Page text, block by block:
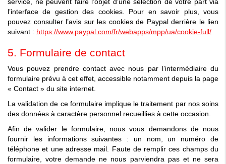
l’interface de gestion des cookies. Pour en savoir plus, vous
pouvez consulter l’avis sur les cookies de Paypal derrière le lien
suivant : https://www.paypal.com/fr/webapps/mpp/ua/cookie-full/
5. Formulaire de contact
Vous pouvez prendre contact avec nous par l’intermédiaire du
formulaire prévu à cet effet, accessible notamment depuis la page
« Contact » du site internet.
La validation de ce formulaire implique le traitement par nos soins
des données à caractère personnel recueillies à cette occasion.
Afin de valider le formulaire, nous vous demandons de nous
fournir les informations suivantes : un nom, un numéro de
téléphone et une adresse mail. Faute de remplir ces champs du
formulaire, votre demande ne nous parviendra pas et ne sera